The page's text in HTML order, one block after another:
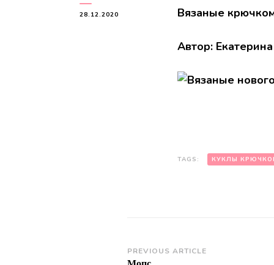
28.12.2020 Вязаные
Автор:
TAGS: КУКЛЫ
Post
PREVIOUS ARTICLE